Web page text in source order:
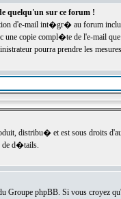
quelqu'un sur ce forum !
d'e-mail int�gr� au forum inclut
copie compl�te de l'e-mail
pourra prendre les
distribu� et est sous droits
de d�tails.
phpBB. Si vous croyez